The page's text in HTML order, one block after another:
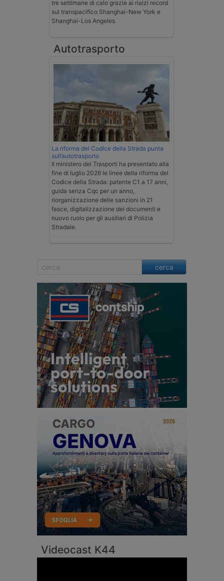
tre settimane di calo grazie ai rialzi record
sul transpacifico Shanghai-New York e
Shanghai-Los Angeles.
Autotrasporto
La riforma del Codice della Strada punta
sull’autotrasporto
Il ministero dei Trasporti ha presentato alla
fine di luglio 2026 le linee della riforma del
Codice della Strada: patente C1 a 17 anni,
guida senza Cqc per un anno,
riorganizzazione delle sanzioni in 21
fasce, digitalizzazione dei documenti e
nuovo ruolo per gli ausiliari di Polizia
Stradale.
cerca
Videocast K44